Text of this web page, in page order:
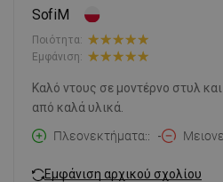
SofiM
Ποιότητα:
Εμφάνιση:
Καλό ντους σε μοντέρνο στυλ
από καλά υλικά.
Πλεονεκτήματα:
-
Εμφάνιση αρχικού σχολίου